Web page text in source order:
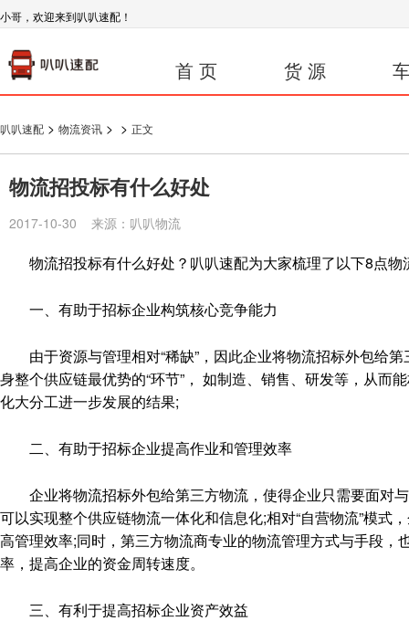
小哥，欢迎来到叭叭速配！
首 页 货 源
叭叭速配 > 物流资讯 > > 正文
物流招投标有什么好处
2017-10-30 来源：叭叭物流
物流招投标有什么好处？叭叭速配为大家梳理了以下8点物
一、有助于招标企业构筑核心竞争能力
由于资源与管理相对“稀缺”，因此企业将物流招标外包给
身整个供应链最优势的“环节”， 如制造、销售、研发等，从
化大分工进一步发展的结果;
二、有助于招标企业提高作业和管理效率
企业将物流招标外包给第三方物流，使得企业只需要面对
可以实现整个供应链物流一体化和信息化;相对“自营物流”模
高管理效率;同时，第三方物流商专业的物流管理方式与手段
率，提高企业的资金周转速度。
三、有利于提高招标企业资产效益